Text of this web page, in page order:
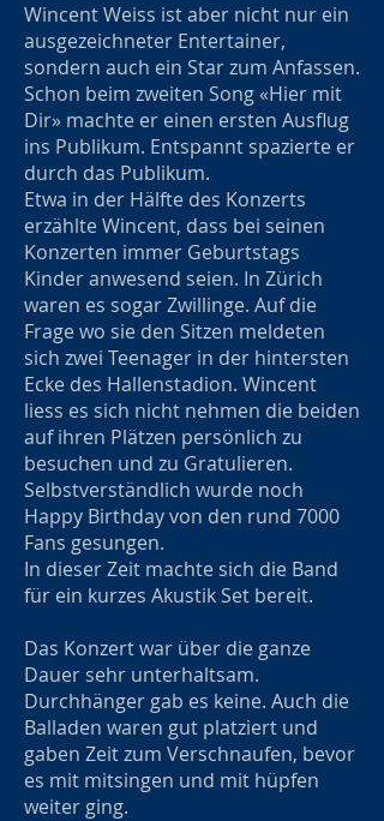
Wincent Weiss ist aber nicht nur ein
ausgezeichneter Entertainer,
sondern auch ein Star zum Anfassen.
Schon beim zweiten Song «Hier mit
Dir» machte er einen ersten Ausflug
ins Publikum. Entspannt spazierte er
durch das Publikum.
Etwa in der Hälfte des Konzerts
erzählte Wincent, dass bei seinen
Konzerten immer Geburtstags
Kinder anwesend seien. In Zürich
waren es sogar Zwillinge. Auf die
Frage wo sie den Sitzen meldeten
sich zwei Teenager in der hintersten
Ecke des Hallenstadion. Wincent
liess es sich nicht nehmen die beiden
auf ihren Plätzen persönlich zu
besuchen und zu Gratulieren.
Selbstverständlich wurde noch
Happy Birthday von den rund 7000
Fans gesungen.
In dieser Zeit machte sich die Band
für ein kurzes Akustik Set bereit.
Das Konzert war über die ganze
Dauer sehr unterhaltsam.
Durchhänger gab es keine. Auch die
Balladen waren gut platziert und
gaben Zeit zum Verschnaufen, bevor
es mit mitsingen und mit hüpfen
weiter ging.